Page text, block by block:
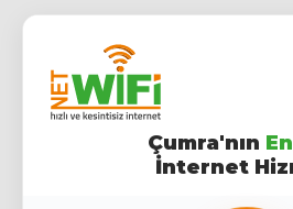
Çumra'nın
İnternet